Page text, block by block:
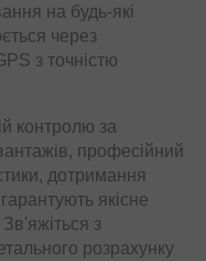
на будь-які
через
з точністю
контролю за
професійний
дотримання
якісне
з
розрахунку